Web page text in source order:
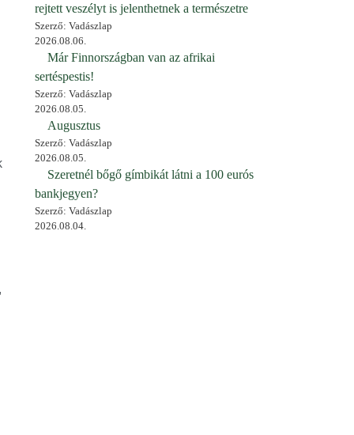
rejtett veszélyt is jelenthetnek a természetre
Szerző: Vadászlap
2026.08.06.
Már Finnországban van az afrikai
sertéspestis!
Szerző: Vadászlap
2026.08.05.
Augusztus
Szerző: Vadászlap
2026.08.05.
Szeretnél bőgő gímbikát látni a 100 eurós
bankjegyen?
Szerző: Vadászlap
2026.08.04.